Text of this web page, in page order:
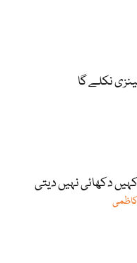
نکلے گا
دکھائی نہیں دیتی